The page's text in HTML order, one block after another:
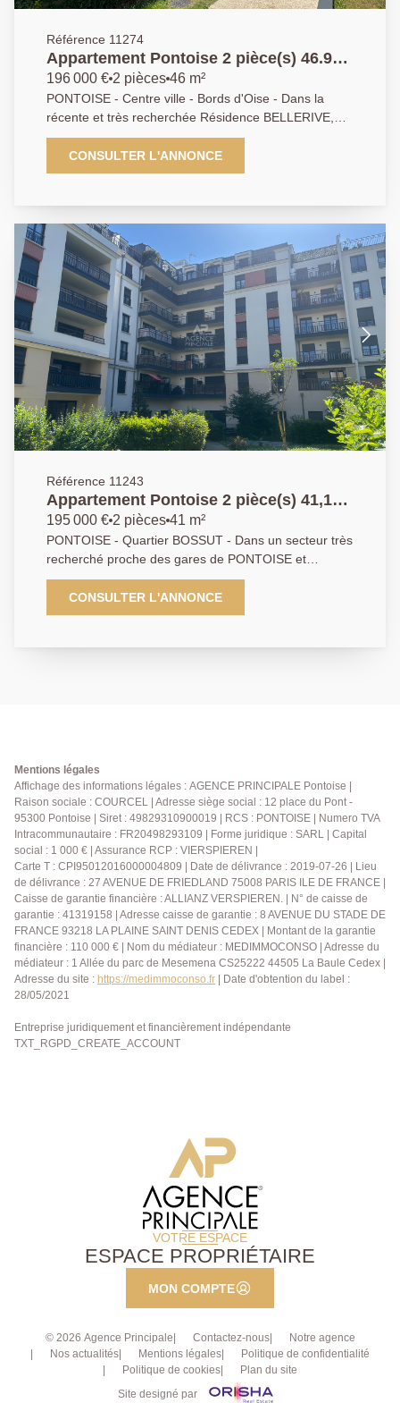
Référence 11274
Appartement Pontoise 2 pièce(s) 46.95
m2
196 000 € 2 pièces 46 m²
PONTOISE - Centre ville - Bords d'Oise - Dans la
récente et très recherchée Résidence BELLERIVE,
appartement de 2 pièces parfaitement agencé et
idéalement exposé offrant un séjour donnant sur un
grand balcon, cuisine US, chambre avec placard et
- Agent commercial.
CONSULTER L'ANNONCE
Référence 11243
Appartement Pontoise 2 pièce(s) 41,17
m²
195 000 € 2 pièces 41 m²
PONTOISE - Quartier BOSSUT - Dans un secteur très
recherché proche des gares de PONTOISE et
CERGY, bel appartement de 2 pièces récent dans une
résidence de standing sécurisée offrant entrée,
cuisine aménagée et équipée ouverte sur séjour,
CONSULTER L'ANNONCE
Mentions légales
Affichage des informations légales : AGENCE PRINCIPALE Pontoise |
Raison sociale : COURCEL | Adresse siège social : 12 place du Pont -
95300 Pontoise | Siret : 49829310900019 | RCS : PONTOISE | Numero TVA
Intracommunautaire : FR20498293109 | Forme juridique : SARL | Capital
social : 1 000 € | Assurance RCP : VIERSPIEREN |
Carte T : CPI95012016000004809 | Date de délivrance : 2019-07-26 | Lieu
de délivrance : 27 AVENUE DE FRIEDLAND 75008 PARIS ILE DE FRANCE |
Caisse de garantie financière : ALLIANZ VERSPIEREN. | N° de caisse de
garantie : 41319158 | Adresse caisse de garantie : 8 AVENUE DU STADE DE
FRANCE 93218 LA PLAINE SAINT DENIS CEDEX | Montant de la garantie
financière : 110 000 € | Nom du médiateur : MEDIMMOCONSO | Adresse du
médiateur : 1 Allée du parc de Mesemena CS25222 44505 La Baule Cedex |
Adresse du site : https://medimmoconso.fr | Date d'obtention du label :
28/05/2021
Entreprise juridiquement et financièrement indépendante
TXT_RGPD_CREATE_ACCOUNT
VOTRE ESPACE
ESPACE PROPRIÉTAIRE
MON COMPTE
© 2026 Agence Principale Contactez-nous
Notre agence
Nos actualités
Mentions légales
Politique de confidentialité
Politique de cookies
Plan du site
Site designé par